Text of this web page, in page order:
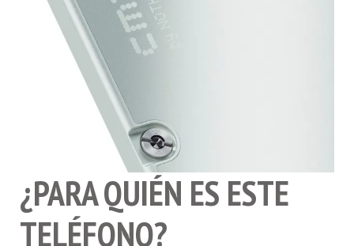
¿PARA QUIÉN ES ESTE
TELÉFONO?